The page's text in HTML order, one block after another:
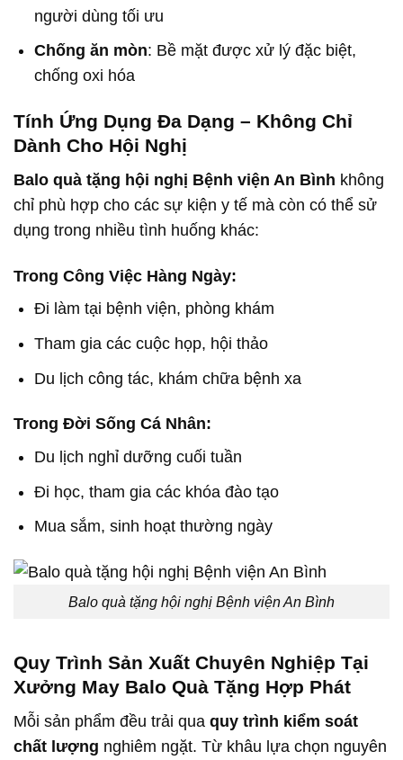
người dùng tối ưu
Chống ăn mòn: Bề mặt được xử lý đặc biệt,
chống oxi hóa
Tính Ứng Dụng Đa Dạng – Không Chỉ
Dành Cho Hội Nghị
Balo quà tặng hội nghị Bệnh viện An Bình không
chỉ phù hợp cho các sự kiện y tế mà còn có thể sử
dụng trong nhiều tình huống khác:
Trong Công Việc Hàng Ngày:
Đi làm tại bệnh viện, phòng khám
Tham gia các cuộc họp, hội thảo
Du lịch công tác, khám chữa bệnh xa
Trong Đời Sống Cá Nhân:
Du lịch nghỉ dưỡng cuối tuần
Đi học, tham gia các khóa đào tạo
Mua sắm, sinh hoạt thường ngày
Balo quà tặng hội nghị Bệnh viện An Bình
Quy Trình Sản Xuất Chuyên Nghiệp Tại
Xưởng May Balo Quà Tặng Hợp Phát
Mỗi sản phẩm đều trải qua quy trình kiểm soát
chất lượng nghiêm ngặt. Từ khâu lựa chọn nguyên